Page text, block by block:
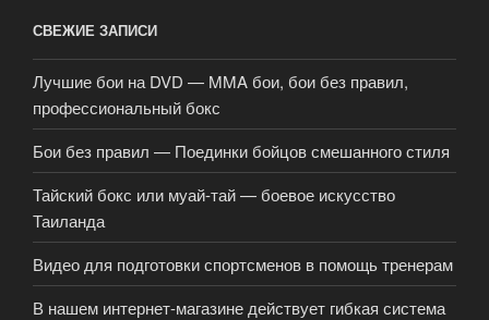
СВЕЖИЕ ЗАПИСИ
Лучшие бои на DVD — MMA бои, бои без правил,
профессиональный бокс
Бои без правил — Поединки бойцов смешанного стиля
Тайский бокс или муай-тай — боевое искусство
Таиланда
Видео для подготовки спортсменов в помощь тренерам
В нашем интернет-магазине действует гибкая система